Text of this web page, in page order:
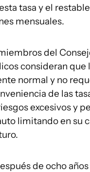
tasa y el
mensuales.
del
consideran que
normal y no
de las
excesivos y
limitando en su
de ocho